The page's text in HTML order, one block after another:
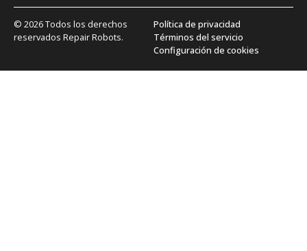
© 2026 Todos los derechos
reservados Repair Robots.
Política de privacidad
Términos del servicio
Configuración de cookies